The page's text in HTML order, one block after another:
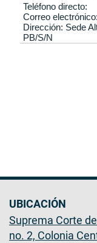
Teléfono directo:
Correo electrónico:
Dirección: Sede
PB/S/N
UBICACIÓN
Suprema Corte
no. 2, Colonia